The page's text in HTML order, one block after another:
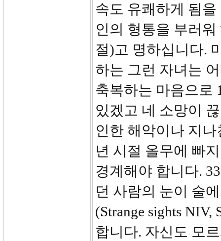
속도 유쾌하게 됨
인의 형통을 부러
절)고 명하십니다.
하는 그런 자녀는
축복하는 마음으로
있겠고 네 소망이
인한 해악이나 지
년 시절 올무에 빠
경계해야 합니다.
던 사람의 눈이 술
(Strange sights
합니다. 자신도 모